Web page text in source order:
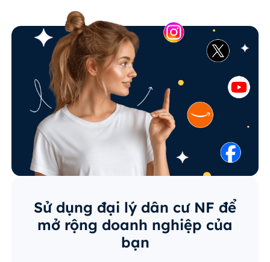
Sử dụng đại lý dân cư NF để
mở rộng doanh nghiệp của
bạn